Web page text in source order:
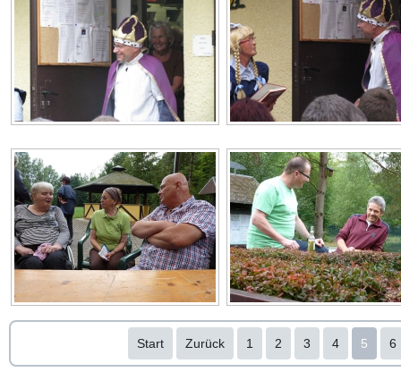
Start Zurück 1 2 3 4 5 6